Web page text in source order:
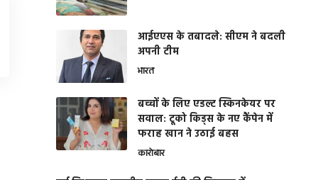
आईएएस के तबादले: सीएम ने बदली
अपनी टीम
भारत
बच्चों के लिए एडल्ट स्किनकेयर पर
सवाल: टूको किड्स के नए कैंपेन में
फराह खान ने उठाई बहस
कारोबार